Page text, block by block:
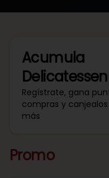
Acumula
Regístrate, gana
compras y
más
Promo